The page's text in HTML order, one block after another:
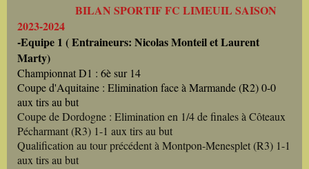
BILAN SPORTIF FC LIMEUIL SAISON
2023-2024
-Equipe 1 ( Entraineurs: Nicolas Monteil et Laurent
Marty)
Championnat D1 : 6è sur 14
Coupe d'Aquitaine : Elimination face à Marmande (R2) 0-0
aux tirs au but
Coupe de Dordogne : Elimination en 1/4 de finales à Côteaux
Pécharmant (R3) 1-1 aux tirs au but
Qualification au tour précédent à Montpon-Menesplet (R3) 1-1
aux tirs au but